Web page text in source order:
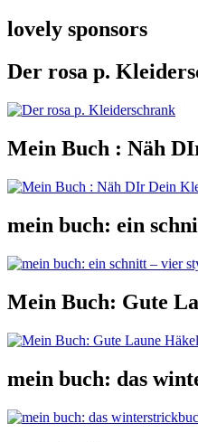
lovely sponsors
Der rosa p.
Mein Buch : Näh
mein buch: ein
Mein Buch: Gute
mein buch: das